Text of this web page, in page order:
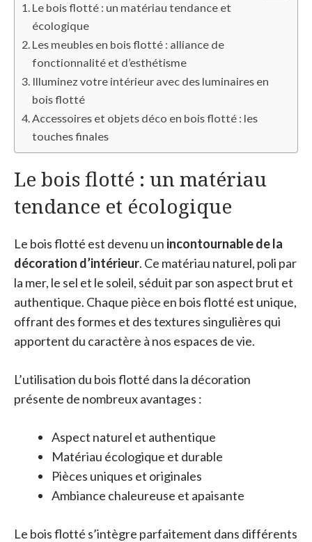
Le bois flotté : un matériau tendance et
écologique
Les meubles en bois flotté : alliance de
fonctionnalité et d’esthétisme
Illuminez votre intérieur avec des luminaires en
bois flotté
Accessoires et objets déco en bois flotté : les
touches finales
Le bois flotté : un matériau
tendance et écologique
Le bois flotté est devenu un incontournable de la
décoration d’intérieur. Ce matériau naturel, poli par
la mer, le sel et le soleil, séduit par son aspect brut et
authentique. Chaque pièce en bois flotté est unique,
offrant des formes et des textures singulières qui
apportent du caractère à nos espaces de vie.
L’utilisation du bois flotté dans la décoration
présente de nombreux avantages :
Aspect naturel et authentique
Matériau écologique et durable
Pièces uniques et originales
Ambiance chaleureuse et apaisante
Le bois flotté s’intègre parfaitement dans différents